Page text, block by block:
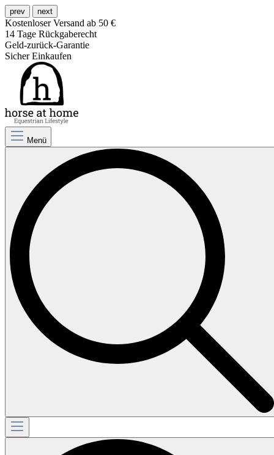
prev next
Kostenloser Versand ab 50 €
14 Tage Rückgaberecht
Geld-zurück-Garantie
Sicher Einkaufen
Menü